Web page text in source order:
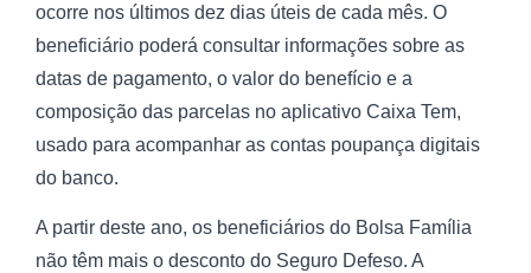
ocorre nos últimos dez dias úteis de cada mês. O
beneficiário poderá consultar informações sobre as
datas de pagamento, o valor do benefício e a
composição das parcelas no aplicativo Caixa Tem,
usado para acompanhar as contas poupança digitais
do banco.
A partir deste ano, os beneficiários do Bolsa Família
não têm mais o desconto do Seguro Defeso. A